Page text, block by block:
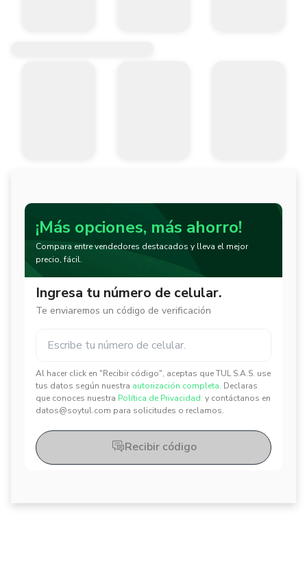
¡Más opciones, más ahorro!
Compara entre vendedores destacados y lleva el mejor
precio, fácil.
Ingresa tu número de celular.
Te enviaremos un código de verificación
Al hacer click en "Recibir código", aceptas que TUL S.A.S. use
tus datos según nuestra autorización completa. Declaras
que conoces nuestra Política de Privacidad. y contáctanos en
datos@soytul.com para solicitudes o reclamos.
✕
✕
Recibir código